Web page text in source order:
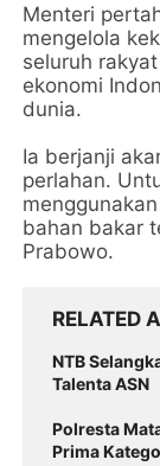
Menteri
mengelola
seluruh
ekonomi
dunia.
Ia berjanji
perlahan.
bahan bakar
Prabowo.
RELATED
NTB
Talenta ASN
Polresta
Prima